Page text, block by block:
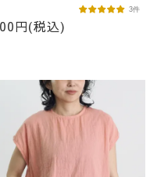
円(税込)
3件